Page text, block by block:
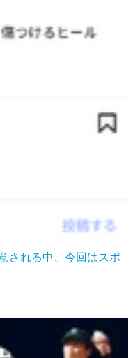
される中、今回はスポ